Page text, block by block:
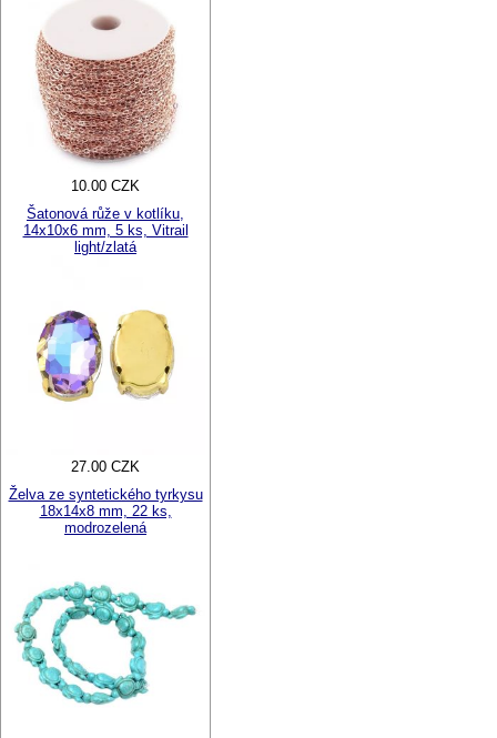
10.00 CZK
Šatonová růže v kotlíku,
14x10x6 mm, 5 ks, Vitrail
light/zlatá
27.00 CZK
Želva ze syntetického tyrkysu
18x14x8 mm, 22 ks,
modrozelená